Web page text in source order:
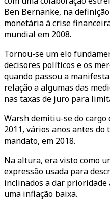
Ben Bernanke, na
monetária à crise
mundial em 2008.
Tornou-se um elo
decisores políticos e os
quando passou a
relação a algumas das
nas taxas de juro para
Warsh demitiu-se do cargo
2011, vários anos antes
mandato, em 2018.
Na altura, era visto como
expressão usada para
inclinados a dar prioridade
uma inflação baixa.